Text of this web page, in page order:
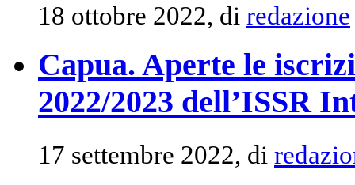
18 ottobre 2022, di redazione
Capua. Aperte le
2022/2023 dell’ISSR
17 settembre 2022, di